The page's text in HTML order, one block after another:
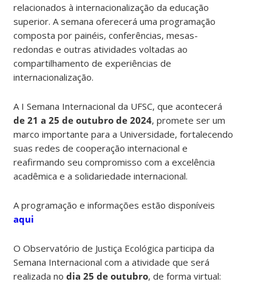
relacionados à internacionalização da educação
superior. A semana oferecerá uma programação
composta por painéis, conferências, mesas-
redondas e outras atividades voltadas ao
compartilhamento de experiências de
internacionalização.
A I Semana Internacional da UFSC, que acontecerá
de 21 a 25 de outubro de 2024, promete ser um
marco importante para a Universidade, fortalecendo
suas redes de cooperação internacional e
reafirmando seu compromisso com a excelência
acadêmica e a solidariedade internacional.
A programação e informações estão disponíveis
aqui
O Observatório de Justiça Ecológica participa da
Semana Internacional com a atividade que será
realizada nodia 25 de outubro, de forma virtual: